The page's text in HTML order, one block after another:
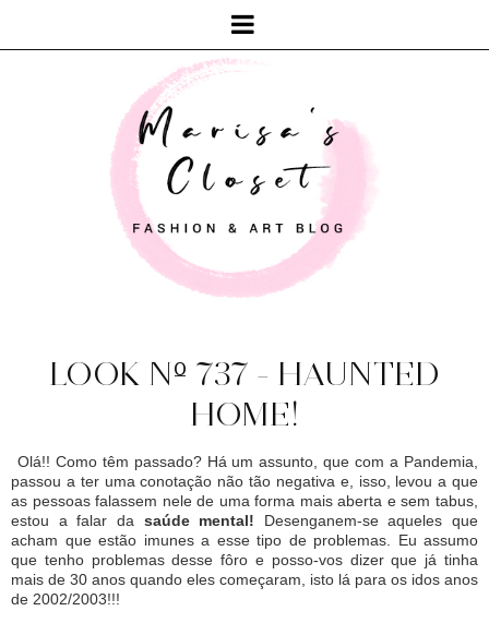
LOOK Nº 737 - HAUNTED
HOME!
Olá!! Como têm passado? Há um assunto, que com a Pandemia,
passou a ter uma conotação não tão negativa e, isso, levou a que
as pessoas falassem nele de uma forma mais aberta e sem tabus,
estou a falar da saúde mental! Desenganem-se aqueles que
acham que estão imunes a esse tipo de problemas. Eu assumo
que tenho problemas desse fôro e posso-vos dizer que já tinha
mais de 30 anos quando eles começaram, isto lá para os idos anos
de 2002/2003!!!